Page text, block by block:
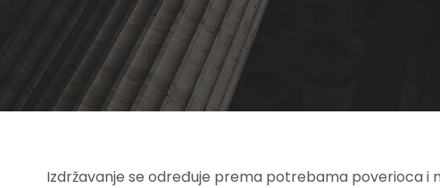
Izdržavanje se određuje prema potrebama poverioca i